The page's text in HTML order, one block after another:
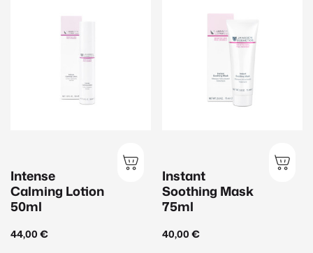
Intense
Calming Lotion
50ml
44,00 €
Instant
Soothing Mask
75ml
40,00€